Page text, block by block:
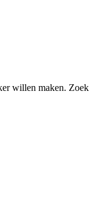
willen maken.